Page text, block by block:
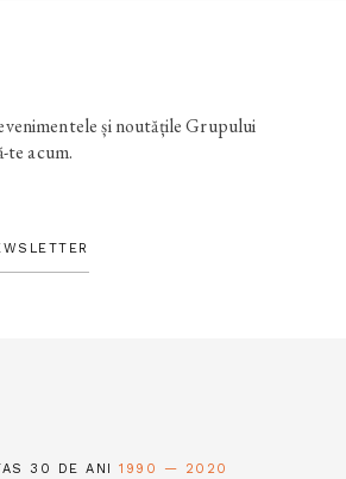
și noutățile Grupului
te acum.
30 DE ANI1990 — 2020